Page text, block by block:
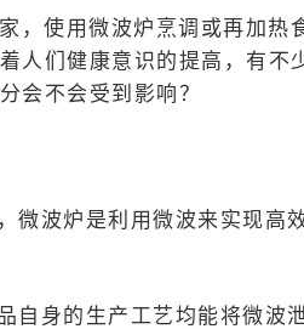
，使用微波炉烹调或再加热
人们健康意识的提高，有不
会不会受到影响？
微波炉是利用微波来实现高
自身的生产工艺均能将微波